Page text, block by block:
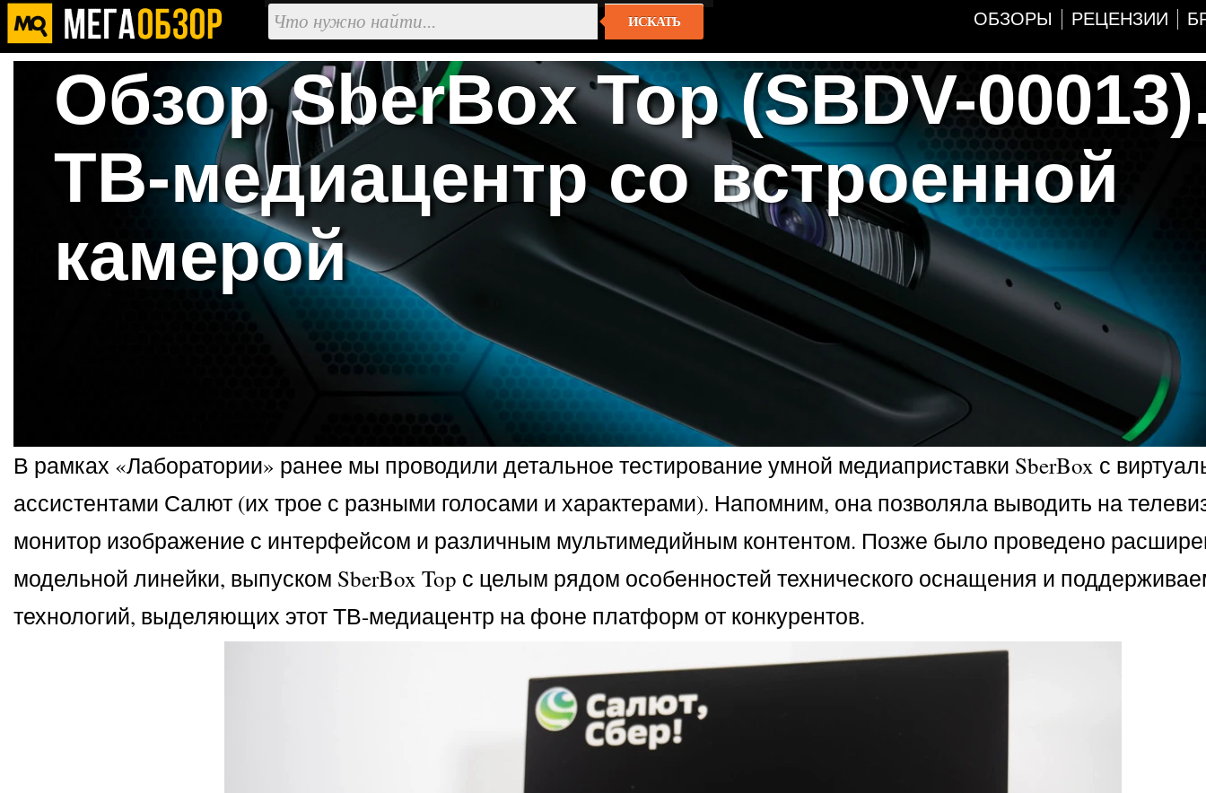
ИСКАТЬ ОБЗОРЫ РЕЦЕНЗИИ
Обзор SberBox Top (SBDV-
ТВ-медиацентр со встроенной
камерой
В рамках «Лаборатории» ранее мы проводили детальное тестирование умной медиаприставки SberBox с
ассистентами Салют (их трое с разными голосами и характерами). Напомним, она позволяла выводить на
монитор изображение с интерфейсом и различным мультимедийным контентом. Позже было проведено
модельной линейки, выпуском SberBox Top с целым рядом особенностей технического оснащения и
технологий, выделяющих этот ТВ-медиацентр на фоне платформ от конкурентов.